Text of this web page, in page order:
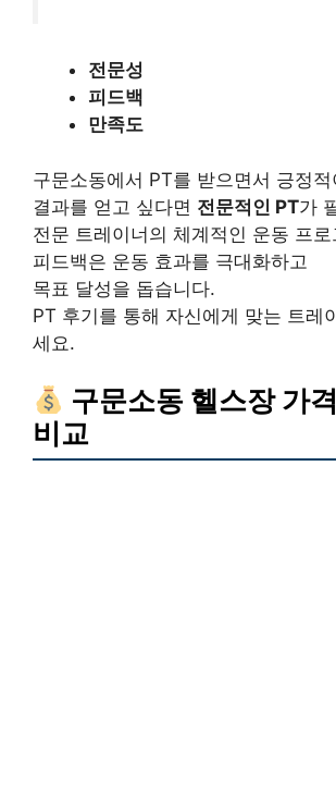
전문성
피드백
만족도
구문소동에서 PT를 받으면서 긍정
결과를 얻고 싶다면 전문적인 PT가
전문 트레이너의 체계적인 운동 프
피드백은 운동 효과를 극대화하고
목표 달성을 돕습니다.
PT 후기를 통해 자신에게 맞는 트레
세요.
구문소동 헬스장 가
비교